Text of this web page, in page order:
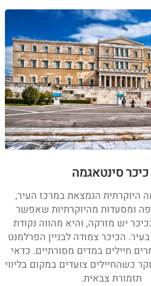
כיכר סינטאגמה
היוקרתית הנמצאת במרכז העיר,
ומסעדות מהיוקרתיות שאפשר
יש מזרקה, והיא מהווה נקודת
הכיכר צמודה לבניין הפרלמנט
חיילים במדים מסורתיים. כדאי
כשהחיילים צועדים במקום בליווי
תזמורת צבאית.